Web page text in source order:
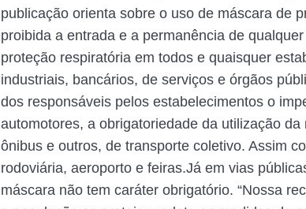
publicação orienta sobre o uso de máscara de
proibida a entrada e a permanência de
proteção respiratória em todos e quaisquer
industriais, bancários, de serviços e órgãos
dos responsáveis pelos estabelecimentos o
automotores, a obrigatoriedade da utilização
ônibus e outros, de transporte coletivo. Assim
rodoviária, aeroporto e feiras.Já em vias
máscara não tem caráter obrigatório. “Nossa